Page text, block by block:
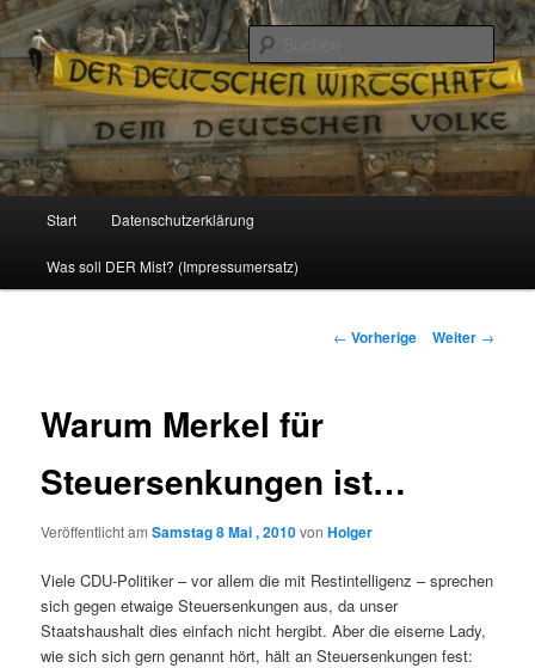
Reizzentrum
Politik, Wirtschaft, Soziales und Gesellschaft
Zum
Inhalt
Start Datenschutzerklärung
Was soll DER Mist? (Impressumersatz)
Beitrags-
← Vorherige Weiter →
Warum Merkel für
Steuersenkungen ist…
Veröffentlicht amSamstag 8 Mai , 2010vonHolger
Viele CDU-Politiker – vor allem die mit Restintelligenz – sprechen
sich gegen etwaige Steuersenkungen aus, da unser
Staatshaushalt dies einfach nicht hergibt. Aber die eiserne Lady,
wie sich sich gern genannt hört, hält an Steuersenkungen fest: